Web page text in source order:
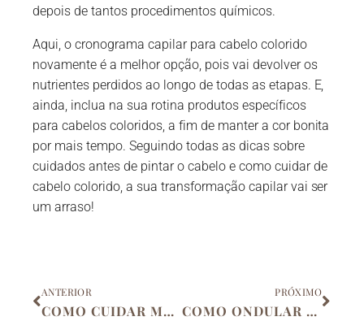
depois de tantos procedimentos químicos.
Aqui, o cronograma capilar para cabelo colorido
novamente é a melhor opção, pois vai devolver os
nutrientes perdidos ao longo de todas as etapas. E,
ainda, inclua na sua rotina produtos específicos
para cabelos coloridos, a fim de manter a cor bonita
por mais tempo. Seguindo todas as dicas sobre
cuidados antes de pintar o cabelo e como cuidar de
cabelo colorido, a sua transformação capilar vai ser
um arraso!
Anterior
ANTERIOR
COMO CUIDAR MELHOR DE VOCÊ MESMO EM 5 PASSOS
PRÓXIMO
COMO ONDULAR OS CABELOS COM SECADOR?